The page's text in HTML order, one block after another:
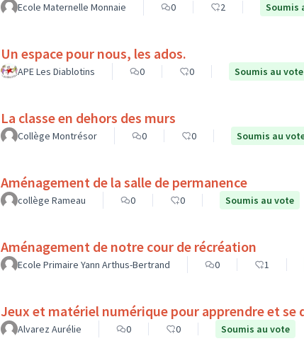
Ecole Maternelle Monnaie 0 2 Soumis
Un espace pour nous, les ados.
APE Les Diablotins 0 0 Soumis au vote
La classe en dehors des murs
Collège Montrésor 0 0 Soumis au
Aménagement de la salle de permanence
collège Rameau 0 0 Soumis au vote
Aménagement de notre cour de récréation
Ecole Primaire Yann Arthus-Bertrand 0 1
Jeux et matériel numérique pour apprendre et se
Alvarez Aurélie 0 0 Soumis au vote